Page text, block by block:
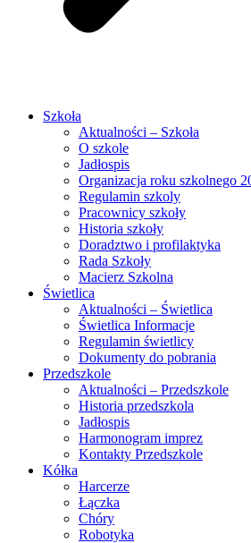
Szkoła
Aktualności – Szkoła
O szkole
Jadłospis
Organizacja roku szkolnego
Regulamin szkoly
Pracownicy szkoły
Historia szkoły
Doradztwo i profilaktyka
Rada Szkoły
Macierz Szkolna
Świetlica
Aktualności – Świetlica
Świetlica Informacje
Regulamin świetlicy
Dokumenty do pobrania
Przedszkole
Aktualności – Przedszkole
Historia przedszkola
Jadłospis
Harmonogram imprez
Kontakty Przedszkole
Kółka
Harcerze
Łączka
Chóry
Robotyka